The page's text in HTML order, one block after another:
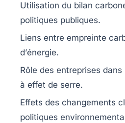
Utilisation du bilan
politiques publiques.
Liens entre empreinte
d’énergie.
Rôle des entreprises dans
à effet de serre.
Effets des changements
politiques